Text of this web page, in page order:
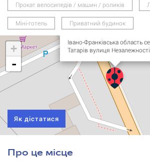
Прокат велосипедів / машин / роликів
Міні-готель Приватний будинок
Гостьовий будинок
"Опришки"
Івано-Франківська область
Татарів вулиця
+
-
Як дістатися
Про це місце